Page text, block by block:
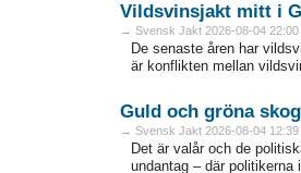
Vildsvinsjakt mitt i
→ Svensk Jakt 2026-08-04 22:00
De senaste åren har
är konflikten mellan
Guld och gröna
→ Svensk Jakt 2026-08-04 12:39
Det är valår och de
undantag – där